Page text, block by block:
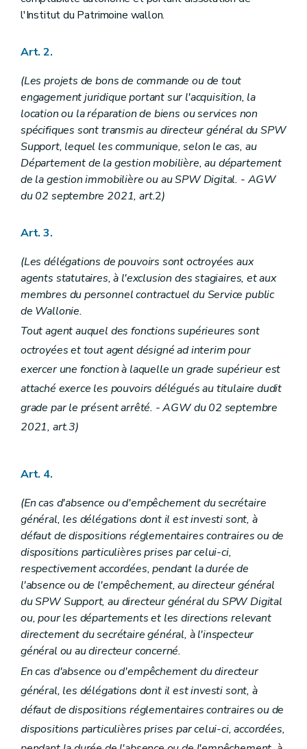
Art. 74/1
Chapitre IV Dispositions relatives au Service public de Wallonie Mobilité et Infrastructures
Art. 78
Art. 79
Art. 80
Art. 81
Section 2 Dispositions particulières
Art. 82
Art. 83
Art. 84
Art. 85
Art. 86
Art. 91
Chapitre V Dispositions relatives au Service public de Wallonie Agriculture, Ressources naturelles, Environnement
Section 1 re Délégations budgétaires
Sous-section 1
Dépenses inhérentes aux activités de la Direction générale
Art. 92
Art. 93
Art. 94
Art. 95
Art. 96
Art. 97
Art. 98
Sous-section 2 Dépenses inhérentes aux activités du Département de la Nature et des Forêts
Art. 99
Art. 100
Art. 103
Section 2
Dispositions particulières
Sous-section 1 Département du Développement, de la Ruralité et des Cours d'eau et du Bien-être animal
Art. 104
Art. 105
Art. 106
Art. 107
Art. 108
Art. 109
Art. 110
Sous-section 2 Département de l'Agriculture
Art. 111
Sous-section 3 Département de la Nature et des Forêts
Art. 112
Art. 113
Sous-section 4 Département du Sol et des Déchets
Art. 114
Sous-section 5
Art. 115
l'Institut du Patrimoine wallon.
Art. 2.
(Les projets de bons de commande ou de tout
engagement juridique portant sur l'acquisition, la
location ou la réparation de biens ou services non
spécifiques sont transmis au directeur général du SPW
Support, lequel les communique, selon le cas, au
Département de la gestion mobilière, au département
de la gestion immobilière ou au SPW Digital. - AGW
du 02 septembre 2021, art.2)
Art. 3.
(Les délégations de pouvoirs sont octroyées aux
agents statutaires, à l'exclusion des stagiaires, et aux
membres du personnel contractuel du Service public
de Wallonie.
Tout agent auquel des fonctions supérieures sont
octroyées et tout agent désigné ad interim pour
exercer une fonction à laquelle un grade supérieur est
attaché exerce les pouvoirs délégués au titulaire dudit
grade par le présent arrêté. - AGW du 02 septembre
2021, art.3)
Art. 4.
(En cas d'absence ou d'empêchement du secrétaire
général, les délégations dont il est investi sont, à
défaut de dispositions réglementaires contraires ou de
dispositions particulières prises par celui-ci,
respectivement accordées, pendant la durée de
l'absence ou de l'empêchement, au directeur général
du SPW Support, au directeur général du SPW Digital
ou, pour les départements et les directions relevant
directement du secrétaire général, à l'inspecteur
général ou au directeur concerné.
En cas d'absence ou d'empêchement du directeur
général, les délégations dont il est investi sont, à
défaut de dispositions réglementaires contraires ou de
dispositions particulières prises par celui-ci, accordées,